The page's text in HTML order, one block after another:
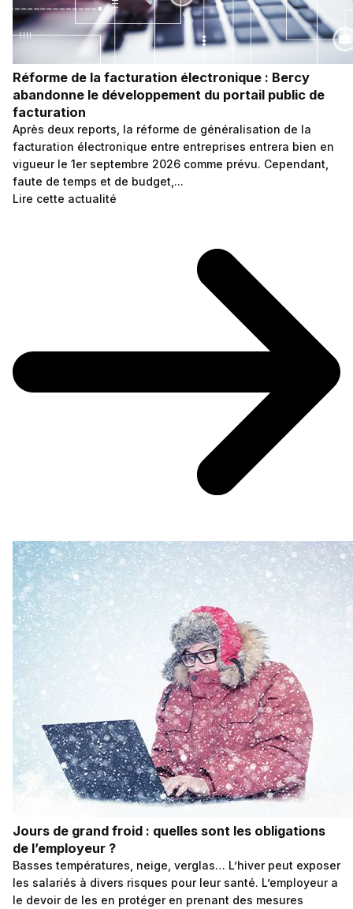
Réforme de la facturation électronique : Bercy
abandonne le développement du portail public de
facturation
Après deux reports, la réforme de généralisation de la
facturation électronique entre entreprises entrera bien en
vigueur le 1er septembre 2026 comme prévu. Cependant,
faute de temps et de budget,...
Lire cette actualité
Jours de grand froid : quelles sont les obligations
de l’employeur ?
Basses températures, neige, verglas… L’hiver peut exposer
les salariés à divers risques pour leur santé. L’employeur a
le devoir de les en protéger en prenant des mesures